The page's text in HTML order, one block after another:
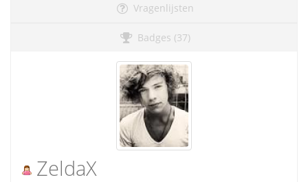
Vragenlijsten
Badges (37)
ZeldaX